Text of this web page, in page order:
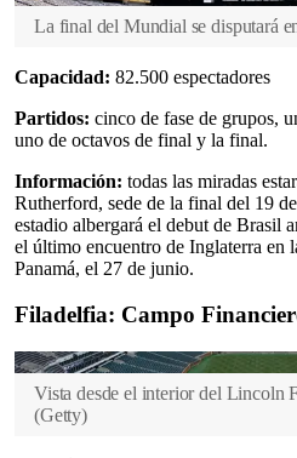
La final del Mundial se disputará
Capacidad: 82.500 espectadores
Partidos: cinco de fase de grupos,
uno de octavos de final y la final.
Información: todas las miradas
Rutherford, sede de la final del 19
estadio albergará el debut de Brasil
el último encuentro de Inglaterra en
Panamá, el 27 de junio.
Filadelfia: Campo
Vista desde el interior del Lincoln
(Getty)